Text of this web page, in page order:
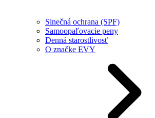
Slnečná ochrana (SPF)
Samoopaľovacie peny
Denná starostlivosť
O značke EVY